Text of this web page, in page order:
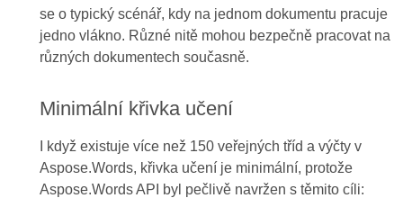
se o typický scénář, kdy na jednom dokumentu pracuje
jedno vlákno. Různé nitě mohou bezpečně pracovat na
různých dokumentech současně.
Minimální křivka učení
I když existuje více než 150 veřejných tříd a výčty v
Aspose.Words, křivka učení je minimální, protože
Aspose.Words API byl pečlivě navržen s těmito cíli: